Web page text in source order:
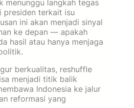
menunggu langkah tegas
presiden terkait isu
ini akan menjadi sinyal
ke depan — apakah
hasil atau hanya menjaga
berkualitas, reshuffle
menjadi titik balik
Indonesia ke jalur
reformasi yang